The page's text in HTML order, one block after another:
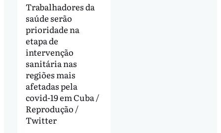
Trabalhadores da
saúde serão
prioridade na
etapa de
intervenção
sanitária nas
regiões mais
afetadas pela
covid-19 em Cuba /
Reprodução /
Twitter